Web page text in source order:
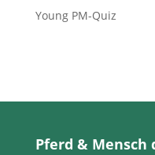
Young PM-Quiz
Pferd & Mensch